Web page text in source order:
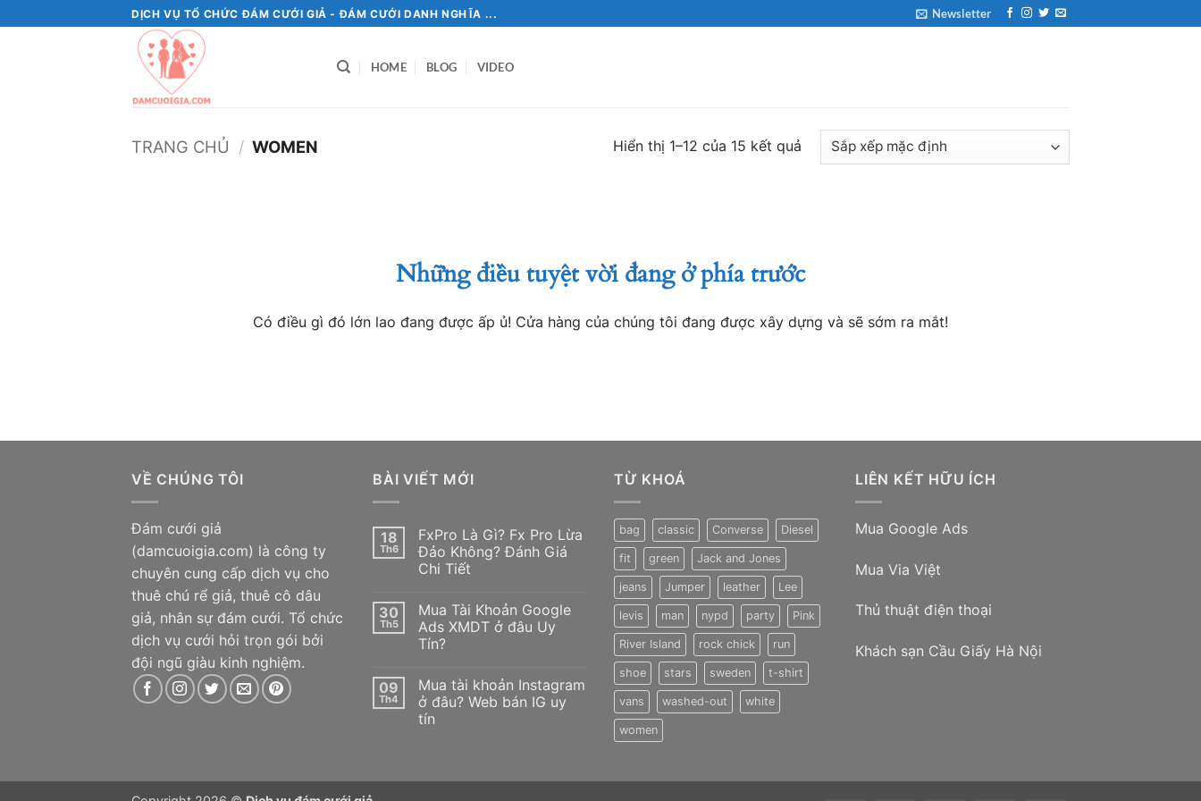
qua
DỊCH VỤ TỔ CHỨC ĐÁM CƯỚI GIẢ - ĐÁM CƯỚI DANH NGHĨA ... Newsletter
HOME BLOG VIDEO
TRANG CHỦ / WOMEN
Hiển thị 1–12 của 15 kết quả
Những điều tuyệt vời đang ở phía trước
Có điều gì đó lớn lao đang được ấp ủ! Cửa hàng của chúng tôi đang được xây dựng và sẽ sớm ra mắt!
VỀ CHÚNG TÔI
Đám cưới giả
(damcuoigia.com) là công ty
chuyên cung cấp dịch vụ cho
thuê chú rể giả, thuê cô dâu
giả, nhân sự đám cưới. Tổ chức
dịch vụ cưới hỏi trọn gói bởi
đội ngũ giàu kinh nghiệm.
BÀI VIẾT MỚI
18
Th6
FxPro Là Gì? Fx Pro Lừa
Đảo Không? Đánh Giá
Chi Tiết
bình
luận
ở
FxPro
Fx
Pro
Lừa
Đảo
Không?
30
Th5
Mua Tài Khoản Google
Ads XMDT ở đâu Uy
Tín?
bình
luận
ở
Mua
09
Th4
Mua tài khoản Instagram
ở đâu? Web bán IG uy
tín
ở
TỪ KHOÁ
bag classic Converse Diesel
fit green Jack and Jones
jeans Jumper leather Lee
levis man nypd party Pink
River Island rock chick run
shoe stars sweden t-shirt
vans washed-out white
women
LIÊN KẾT HỮU ÍCH
Mua Google Ads
Mua Via Việt
Thủ thuật điện thoại
Khách sạn Cầu Giấy Hà Nội